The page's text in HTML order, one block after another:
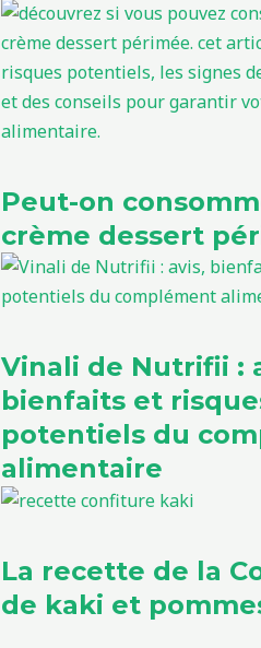
Peut-on
crème dessert
Vinali de Nutrifii :
bienfaits et
potentiels du
alimentaire
La recette de la
de kaki et